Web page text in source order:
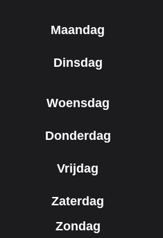
Maandag
Dinsdag
Woensdag
Donderdag
Vrijdag
Zaterdag
Zondag